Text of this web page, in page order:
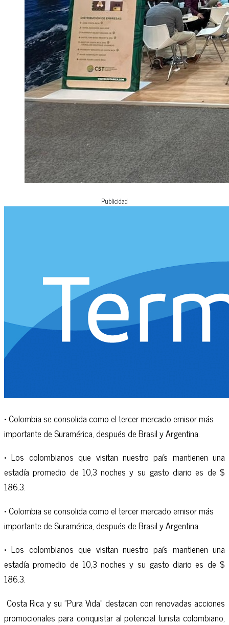
Publicidad
• Colombia se consolida como el tercer mercado emisor más
importante de Suramérica, después de Brasil y Argentina.
• Los colombianos que visitan nuestro país mantienen una
estadía promedio de 10,3 noches y su gasto diario es de $
186.3.
• Colombia se consolida como el tercer mercado emisor más
importante de Suramérica, después de Brasil y Argentina.
• Los colombianos que visitan nuestro país mantienen una
estadía promedio de 10,3 noches y su gasto diario es de $
186.3.
Costa Rica y su "Pura Vida" destacan con renovadas acciones
promocionales para conquistar al potencial turista colombiano,